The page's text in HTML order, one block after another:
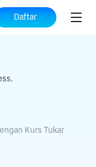
Daftar
BLESS
Kurs Tukar